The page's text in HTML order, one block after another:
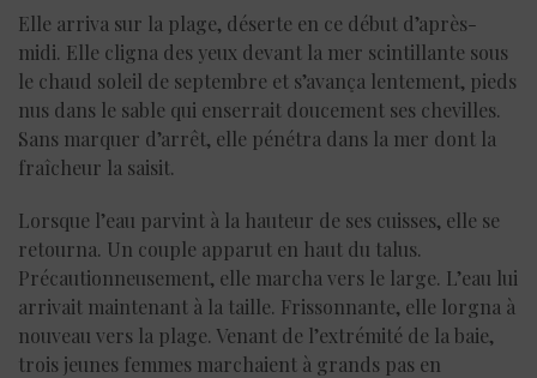
Elle arriva sur la plage, déserte en ce début d’après-
midi. Elle cligna des yeux devant la mer scintillante sous
le chaud soleil de septembre et s’avança lentement, pieds
nus dans le sable qui enserrait doucement ses chevilles.
Sans marquer d’arrêt, elle pénétra dans la mer dont la
fraîcheur la saisit.
Lorsque l’eau parvint à la hauteur de ses cuisses, elle se
retourna. Un couple apparut en haut du talus.
Précautionneusement, elle marcha vers le large. L’eau lui
arrivait maintenant à la taille. Frissonnante, elle lorgna à
nouveau vers la plage. Venant de l’extrémité de la baie,
trois jeunes femmes marchaient à grands pas en